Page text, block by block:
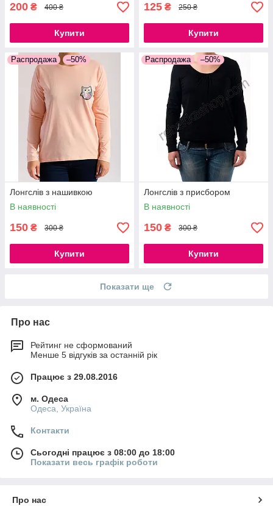
200 ₴ 400 ₴
Купити
125 ₴ 250 ₴
Купити
Распродажа –50%
Лонгслів з нашивкою
В наявності
150 ₴ 300 ₴
Купити
Распродажа –50%
Лонгслів з присбором
В наявності
150 ₴ 300 ₴
Купити
Показати ще
Про нас
Рейтинг не сформований
Менше 5 відгуків за останній рік
Працює з 29.08.2016
м. Одеса
Одеса, Україна
Контакти
Сьогодні працює з 08:00 до 18:00
Показати весь графік роботи
Про нас